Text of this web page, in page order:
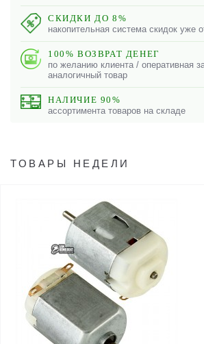
СКИДКИ ДО 8%
накопительная система скидок уже
100% ВОЗВРАТ ДЕНЕГ
по желанию клиента / оперативная
аналогичный товар
НАЛИЧИЕ 90%
ассортимента товаров на складе
ТОВАРЫ НЕДЕЛИ